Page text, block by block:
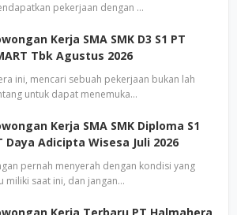
pekerjaan dengan …
Kerja SMA SMK D3 S1 PT
Tbk Agustus 2026
ini, mencari sebuah pekerjaan bukan lah
untuk dapat menemuka…
Kerja SMA SMK Diploma S1
Daya Adicipta Wisesa Juli 2026
pernah menyerah dengan kondisi yang
miliki saat ini, dan jangan…